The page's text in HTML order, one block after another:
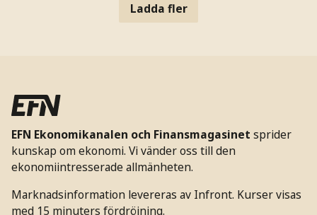
Ladda fler
EFN Ekonomikanalen och Finansmagasinet sprider
kunskap om ekonomi. Vi vänder oss till den
ekonomiintresserade allmänheten.
Marknadsinformation levereras av Infront. Kurser visas
med 15 minuters fördröjning.